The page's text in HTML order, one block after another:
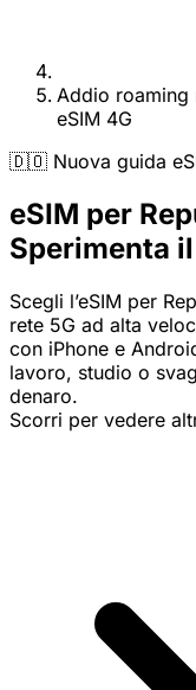
Addio roaming
eSIM 4G
🇩🇴 Nuova guida
eSIM per
Sperimenta
Scegli l’eSIM per
rete 5G ad alta
con iPhone e
lavoro, studio o
denaro.
Scorri per vedere